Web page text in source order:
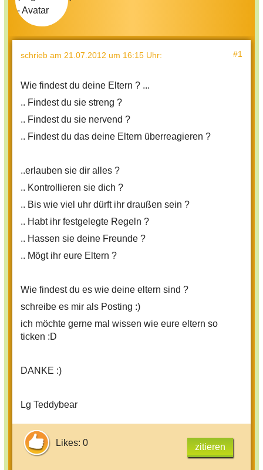
schrieb am 21.07.2012 um 16:15 Uhr: #1
Wie findest du deine Eltern ? ...
.. Findest du sie streng ?
.. Findest du sie nervend ?
.. Findest du das deine Eltern überreagieren ?
..erlauben sie dir alles ?
.. Kontrollieren sie dich ?
.. Bis wie viel uhr dürft ihr draußen sein ?
.. Habt ihr festgelegte Regeln ?
.. Hassen sie deine Freunde ?
.. Mögt ihr eure Eltern ?
Wie findest du es wie deine eltern sind ?
schreibe es mir als Posting :)
ich möchte gerne mal wissen wie eure eltern so
ticken :D
DANKE :)
Lg Teddybear
Likes: 0 zitieren